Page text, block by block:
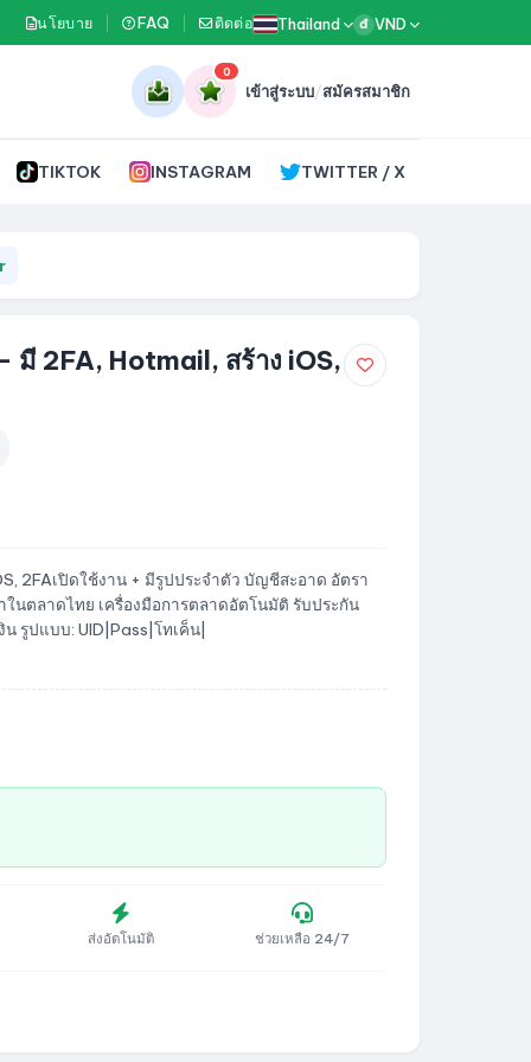
นโยบาย FAQ ติดต่อ Thailand đ VND
0
เข้าสู่ระบบ/สมัครสมาชิก
TIKTOK INSTAGRAM TWITTER / X
2FA, Hotmail, สร้าง iOS,
2FAเปิดใช้งาน + มีรูปประจำตัว บัญชีสะอาด อัตรา
นตลาดไทย เครื่องมือการตลาดอัตโนมัติ รับประกัน
รูปแบบ: UID|Pass|โทเค็น|
ส่งอัตโนมัติ ช่วยเหลือ 24/7